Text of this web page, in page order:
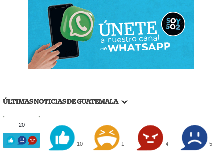
ÚLTIMAS NOTICIAS DE GUATEMALA
20
10 1 4 5